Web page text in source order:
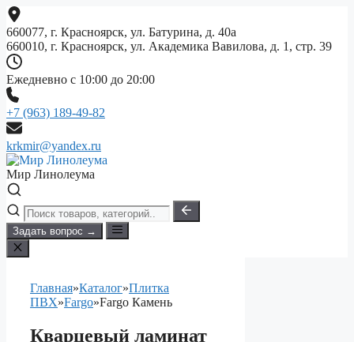
Перейти
к
содержимому
660077, г. Красноярск, ул. Батурина, д. 40а
660010, г. Красноярск, ул. Академика Вавилова, д. 1, стр. 39
Ежедневно с 10:00 до 20:00
+7 (963) 189-49-82
krkmir@yandex.ru
Мир Линолеума
Задать вопрос →
Главная»Каталог»Плитка
ПВХ»Fargo»Fargo Камень
Кварцевый ламинат